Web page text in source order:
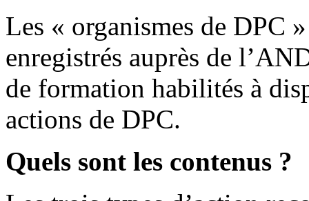
Les « organismes de DPC
enregistrés auprès de
de formation habilités à
actions de DPC.
Quels sont les contenus ?